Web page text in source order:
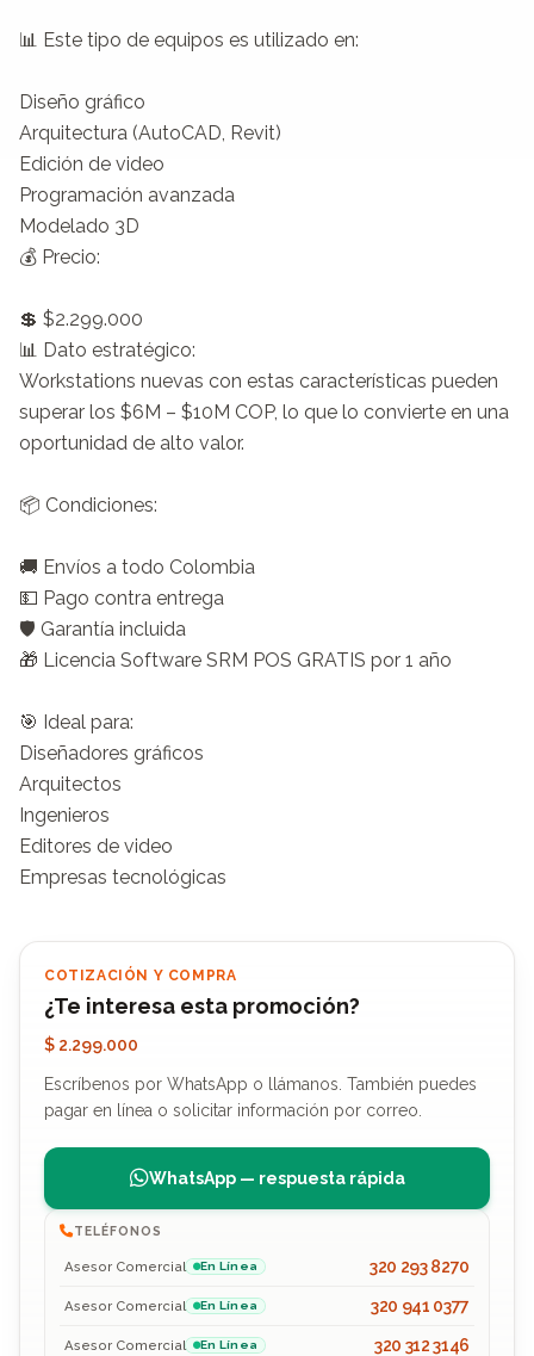
📊 Este tipo de equipos es utilizado en:
Diseño gráfico
Arquitectura (AutoCAD, Revit)
Edición de video
Programación avanzada
Modelado 3D
💰 Precio:
💲 $2.299.000
📊 Dato estratégico:
Workstations nuevas con estas características pueden
superar los $6M – $10M COP, lo que lo convierte en una
oportunidad de alto valor.
📦 Condiciones:
🚚 Envíos a todo Colombia
💵 Pago contra entrega
🛡️ Garantía incluida
🎁 Licencia Software SRM POS GRATIS por 1 año
🎯 Ideal para:
Diseñadores gráficos
Arquitectos
Ingenieros
Editores de video
Empresas tecnológicas
COTIZACIÓN Y COMPRA
¿Te interesa esta promoción?
$ 2.299.000
Escríbenos por WhatsApp o llámanos. También puedes
pagar en línea o solicitar información por correo.
WhatsApp — respuesta rápida
TELÉFONOS
Asesor Comercial En Línea 320 293 8270
Asesor Comercial En Línea 320 941 0377
Asesor Comercial En Línea 320 312 3146